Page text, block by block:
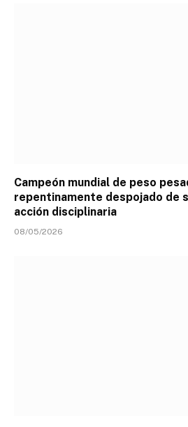
Campeón mundial de peso
repentinamente despojado de
acción disciplinaria
08/05/2026